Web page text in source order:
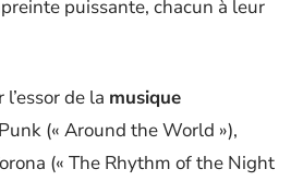
puissante, chacun à leur
de la musique
(« Around the World »),
(« The Rhythm of the Night